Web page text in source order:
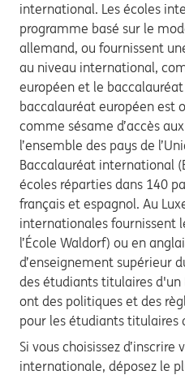
international. Les écoles
programme basé sur le
allemand, ou fournissent
au niveau international,
européen et le
baccalauréat européen est
comme sésame d’accès
l’ensemble des pays de
Baccalauréat international
écoles réparties dans 140
français et espagnol. Au
internationales fournissent
l’École Waldorf) ou en
d’enseignement supérieur
des étudiants titulaires d'un
ont des politiques et des
pour les étudiants titulaires
Si vous choisissez
internationale, déposez le